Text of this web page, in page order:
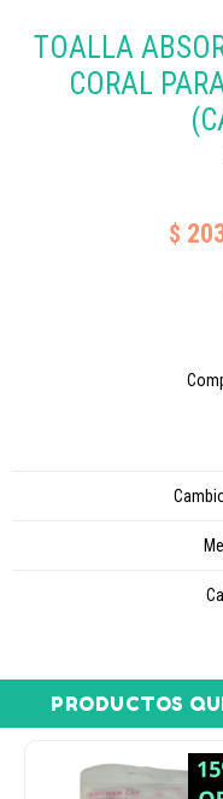
TOALLA
CORAL
$
PRODUCTOS